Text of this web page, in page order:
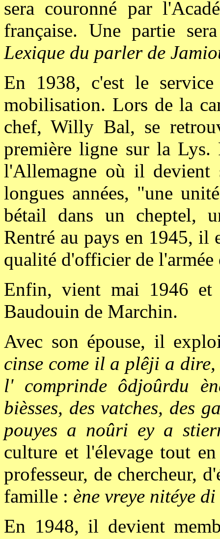
sera couronné par
française. Une partie
Lexique du parler de
En 1938, c'est le
mobilisation. Lors de la
chef, Willy Bal, se
première ligne sur la
l'Allemagne où il devient
longues années, "une
bétail dans un cheptel,
Rentré au pays en 1945, il
qualité d'officier de l'armée
Enfin, vient mai 1946 et
Baudouin de Marchin.
Avec son épouse, il
cinse come il a plêji a
l' comprinde ôdjoûrdu
bièsses, des vatches, des
pouyes a noûri ey a
culture et l'élevage tout
professeur, de chercheur,
famille : ène vreye nitéye
En 1948, il devient